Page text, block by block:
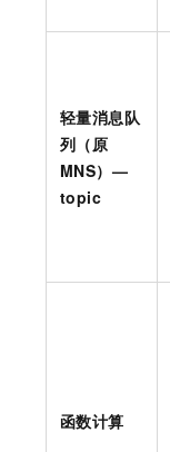
轻量消息队
列（原
MNS）—
topic
函数计算